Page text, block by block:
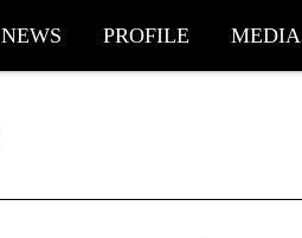
NEWS PROFILE MEDIA